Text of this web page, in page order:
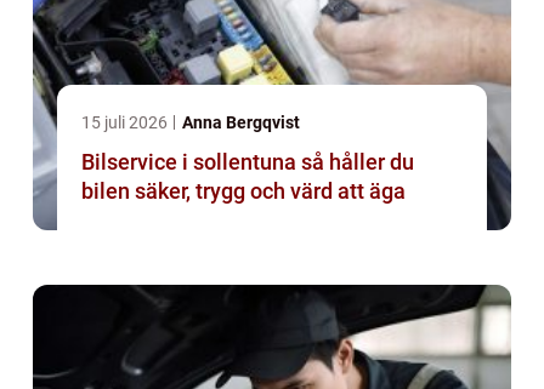
15 juli 2026 Anna Bergqvist
Bilservice i sollentuna så håller du
bilen säker, trygg och värd att äga